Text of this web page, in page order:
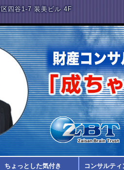
四谷1-7 装美ビル 4F
ちょっとした気付き コンサルテ